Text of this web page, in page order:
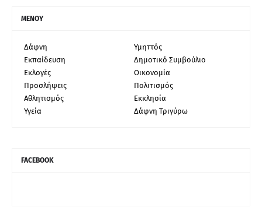
ΜΕΝΟΥ
Δάφνη
Υμηττός
Εκπαίδευση
Δημοτικό Συμβούλιο
Εκλογές
Οικονομία
Προσλήψεις
Πολιτισμός
Αθλητισμός
Εκκλησία
Υγεία
Δάφνη Τριγύρω
FACEBOOK